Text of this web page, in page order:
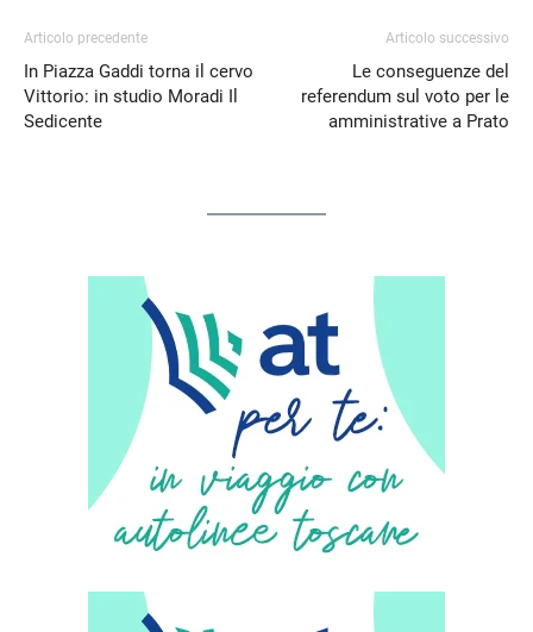
Articolo precedente
In Piazza Gaddi torna il cervo
Vittorio: in studio Moradi Il
Sedicente
Articolo successivo
Le conseguenze del
referendum sul voto per le
amministrative a Prato